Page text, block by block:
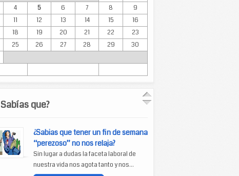
4 5 6 7 8
9
11 12 13 14 15
16
18 19 20 21 22
23
25 26 27 28 29
30
Sabías que?
¿Sabias que tener un fin de semana
“perezoso” no nos relaja?
Sin lugar a dudas la faceta laboral de
nuestra vida nos agota tanto y nos...